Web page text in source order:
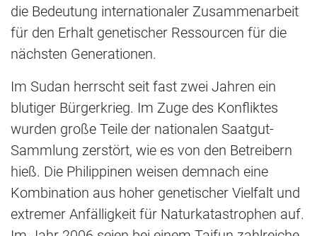
die Bedeutung internationaler Zusammenarbeit
für den Erhalt genetischer Ressourcen für die
nächsten Generationen.
Im Sudan herrscht seit fast zwei Jahren ein
blutiger Bürgerkrieg. Im Zuge des Konfliktes
wurden große Teile der nationalen Saatgut-
Sammlung zerstört, wie es von den Betreibern
hieß. Die Philippinen weisen demnach eine
Kombination aus hoher genetischer Vielfalt und
extremer Anfälligkeit für Naturkatastrophen auf.